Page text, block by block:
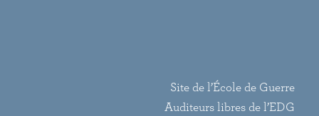
Site de l’École de Guerre
Auditeurs libres de l’EDG